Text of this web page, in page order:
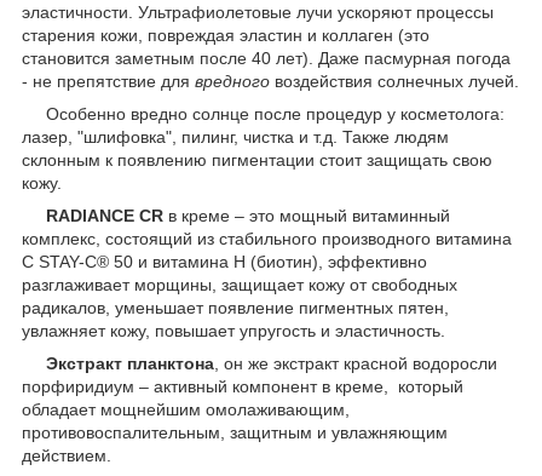
эластичности. Ультрафиолетовые лучи ускоряют процессы
старения кожи, повреждая эластин и коллаген (это
становится заметным после 40 лет). Даже пасмурная погода
- не препятствие для вредного воздействия солнечных лучей.
Особенно вредно солнце после процедур у косметолога:
лазер, "шлифовка", пилинг, чистка и т.д. Также людям
склонным к появлению пигментации стоит защищать свою
кожу.
RADIANCE CR в креме – это мощный витаминный
комплекс, состоящий из стабильного производного витамина
С STAY-C® 50 и витамина Н (биотин), эффективно
разглаживает морщины, защищает кожу от свободных
радикалов, уменьшает появление пигментных пятен,
увлажняет кожу, повышает упругость и эластичность.
Экстракт планктона , он же экстракт красной водоросли
порфиридиум – активный компонент в креме, который
обладает мощнейшим омолаживающим,
противовоспалительным, защитным и увлажняющим
действием.